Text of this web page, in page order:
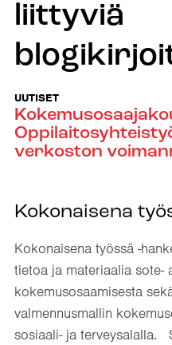
liittyviä
UUTISET
verkoston
Kokonaisena
Kokonaisena työssä -
tietoa ja materiaalia sote-
kokemusosaamisesta
valmennusmallin
sosiaali- ja terveysalalla.